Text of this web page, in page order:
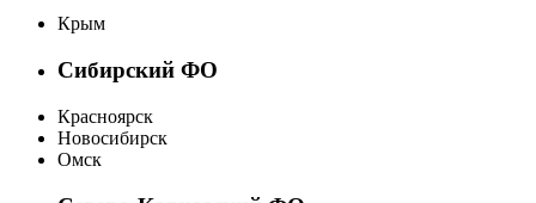
Крым
Сибирский ФО
Красноярск
Новосибирск
Омск